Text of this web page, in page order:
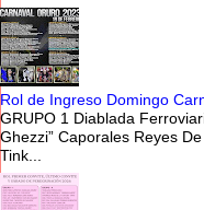
Rol de Ingreso Domingo
GRUPO 1 Diablada
Ghezzi” Caporales
Tink...